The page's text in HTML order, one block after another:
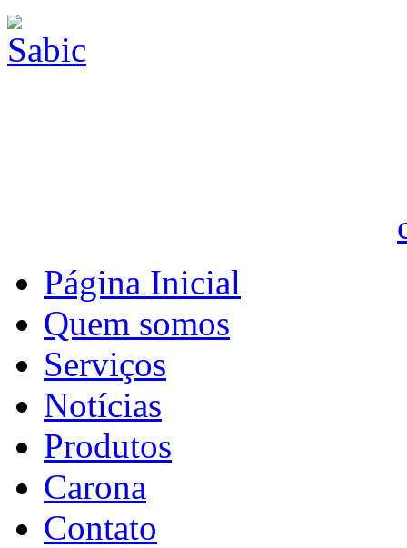
Página Inicial
Quem somos
Serviços
Notícias
Produtos
Carona
Contato